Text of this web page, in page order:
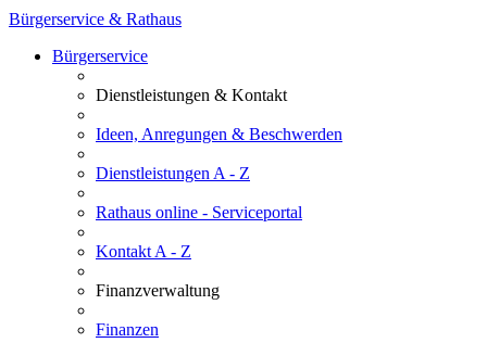
Bürgerservice & Rathaus
Bürgerservice
Dienstleistungen & Kontakt
Ideen, Anregungen & Beschwerden
Dienstleistungen A - Z
Rathaus online - Serviceportal
Kontakt A - Z
Finanzverwaltung
Finanzen